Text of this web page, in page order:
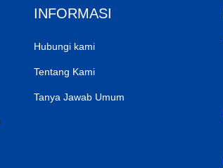
INFORMASI
Hubungi kami
Tentang Kami
Tanya Jawab Umum